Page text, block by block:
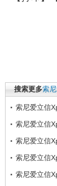
搜索更多索
索尼爱立信
索尼爱立信
索尼爱立信
索尼爱立信
索尼爱立信